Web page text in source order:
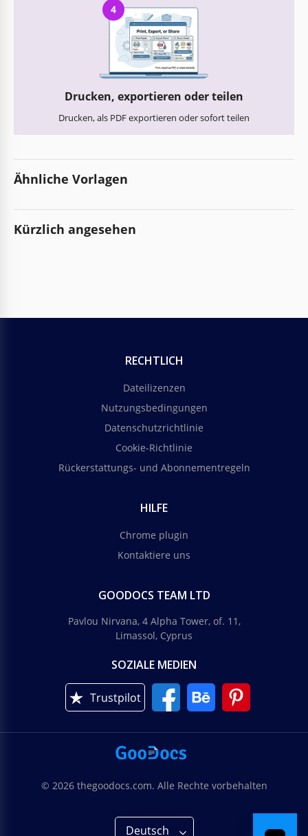
4
Drucken, exportieren oder teilen
Drucken, als PDF exportieren oder sofort teilen
Ähnliche Vorlagen
Kürzlich angesehen
RECHTLICH
Dateilizenzen
Nutzungsbedingungen
Datenschutzrichtlinie
Cookie-Richtlinie
Rückerstattungs- und Abonnementregeln
HILFE
Chrome plugin
Kontaktiere uns
GOODOCS TEAM LTD
Pavlou Nirvana, 4 Alpha Tower, of. 11,
Limassol, Cyprus
SOZIALE MEDIEN
Trustpilot
© 2026 thegoodocs.com. Alle Rechte vorbehalten
Deutsch